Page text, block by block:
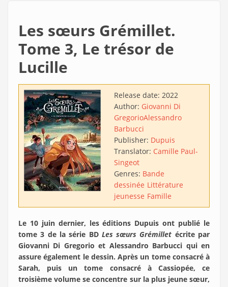
Les sœurs Grémillet.
Tome 3, Le trésor de
Lucille
Release date: 2022
Author: Giovanni Di
GregorioAlessandro
Barbucci
Publisher: Dupuis
Translator: Camille Paul-
Singeot
Genres: Bande
dessinée Littérature
jeunesse Famille
Le 10 juin dernier, les éditions Dupuis ont publié le
tome 3 de la série BD Les sœurs Grémillet écrite par
Giovanni Di Gregorio et Alessandro Barbucci qui en
assure également le dessin. Après un tome consacré à
Sarah, puis un tome consacré à Cassiopée, ce
troisième volume se concentre sur la plus jeune sœur,